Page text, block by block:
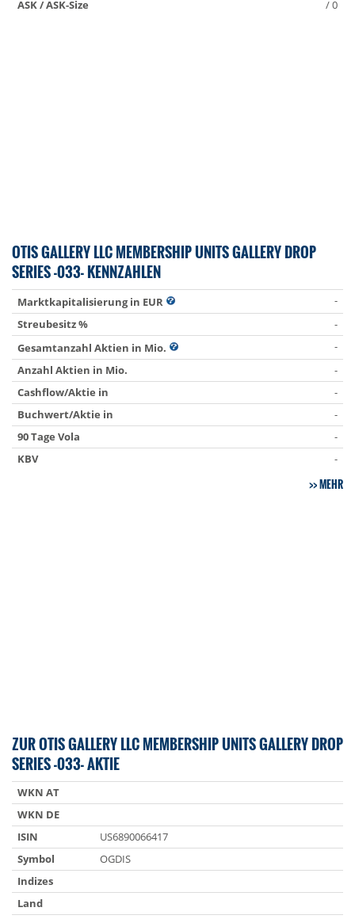
ASK / ASK-Size / 0
OTIS GALLERY LLC MEMBERSHIP UNITS GALLERY DROP
SERIES -033- KENNZAHLEN
Marktkapitalisierung in EUR
-
Streubesitz %
-
Gesamtanzahl Aktien in Mio.
-
Anzahl Aktien in Mio.
-
Cashflow/Aktie in
-
Buchwert/Aktie in
-
90 Tage Vola
-
KBV
-
MEHR
ZUR OTIS GALLERY LLC MEMBERSHIP UNITS GALLERY DROP
SERIES -033- AKTIE
WKN AT
WKN DE
ISIN
US6890066417
Symbol
OGDIS
Indizes
Land